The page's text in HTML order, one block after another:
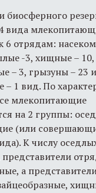
биосферного
вида
6 отрядам:
-3, хищные – 10,
– 3, грызуны – 23 и
– 1 вид. По
млекопитающие
на 2 группы:
(или
К числу
а